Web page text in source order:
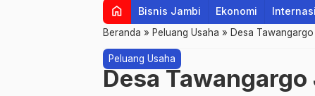
home Bisnis Jambi Ekonomi
Beranda » Peluang Usaha » Desa
Peluang Usaha
Desa